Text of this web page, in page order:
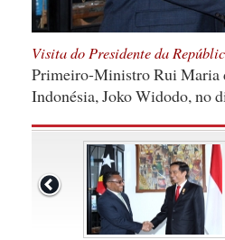
Visita do Presidente da
Primeiro-Ministro Rui Maria
Indonésia, Joko Widodo, no